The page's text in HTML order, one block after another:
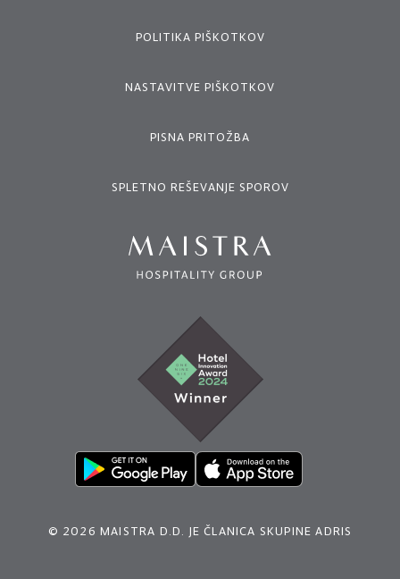
POLITIKA PIŠKOTKOV
NASTAVITVE PIŠKOTKOV
PISNA PRITOŽBA
SPLETNO REŠEVANJE SPOROV
© 2026 MAISTRA D.D. JE ČLANICA SKUPINE ADRIS